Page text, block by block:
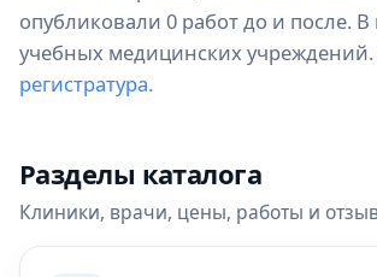
опубликовали 0 работ до и после. В
учебных медицинских учреждений.
регистратура.
Разделы каталога
Клиники, врачи, цены, работы и